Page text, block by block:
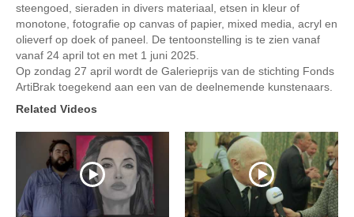
steengoed, sieraden in divers materiaal, etsen in kleur of
monotone, fotografie op canvas of papier, mixed media, acryl en
olieverf op doek of paneel. De tentoonstelling is te zien vanaf
vanaf 24 april tot en met 1 juni 2025.
Op zondag 27 april wordt de Galerieprijs van de stichting Fonds
ArtiBrak toegekend aan een van de deelnemende kunstenaars.
Related Videos